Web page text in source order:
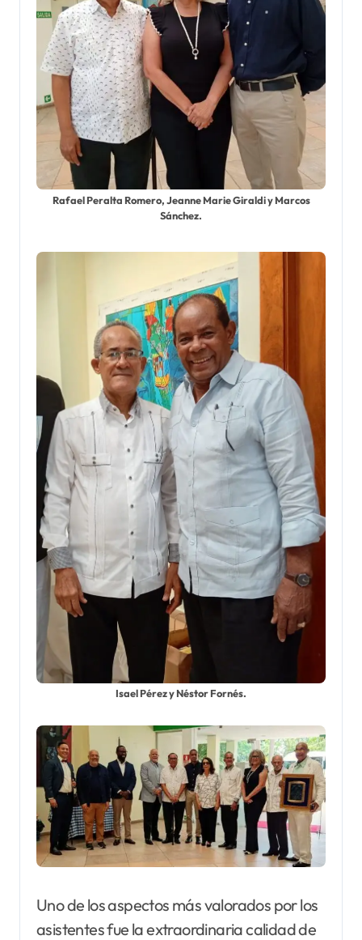
Rafael Peralta Romero, Jeanne Marie Giraldi y Marcos
Sánchez.
Isael Pérez y Néstor Fornés.
Uno de los aspectos más valorados por los
asistentes fue la extraordinaria calidad de